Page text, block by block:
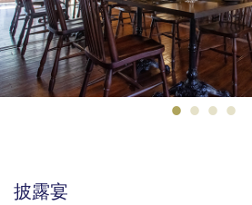
披露宴